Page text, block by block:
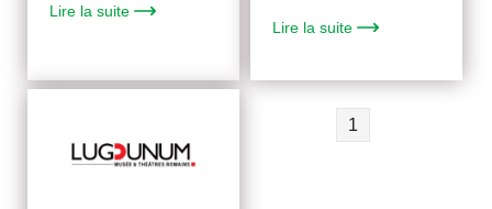
Lire la suite
Lire la suite
1